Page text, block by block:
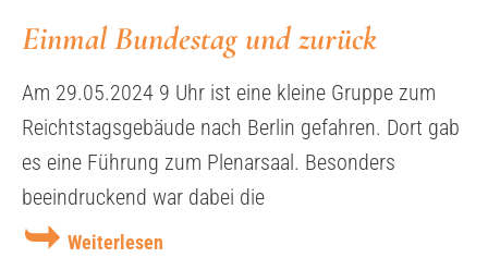
Einmal Bundestag und zurück
Am 29.05.2024 9 Uhr ist eine kleine Gruppe zum
Reichtstagsgebäude nach Berlin gefahren. Dort gab
es eine Führung zum Plenarsaal. Besonders
beeindruckend war dabei die
Weiterlesen